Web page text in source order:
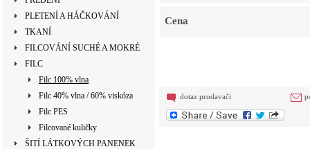
PLETENÍ A HÁČKOVÁNÍ
TKANÍ
FILCOVÁNÍ SUCHÉ A MOKRÉ
FILC
Filc 100% vlna
Filc 40% vlna / 60% viskóza
Filc PES
Filcované kuličky
ŠITÍ LÁTKOVÝCH PANENEK
Cena
dotaz prodavači